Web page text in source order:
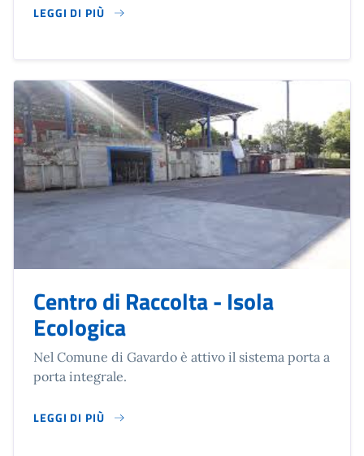
LEGGI DI PIÙ
SU CASA DEI BAMBINI IL SASSOLINO
Centro di Raccolta - Isola
Ecologica
Nel Comune di Gavardo è attivo il sistema porta a
porta integrale.
LEGGI DI PIÙ
SU CENTRO DI RACCOLTA - ISOLA ECOLOGICA